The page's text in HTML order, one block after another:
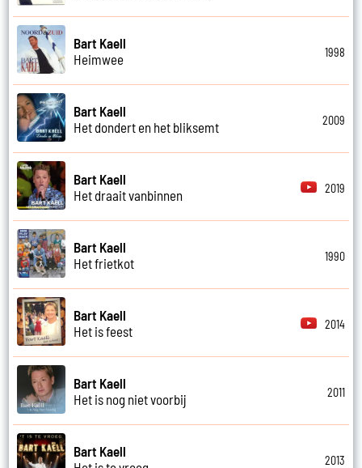
Bart Kaell
Heimwee
1998
Bart Kaell
Het dondert en het bliksemt
2009
Bart Kaell
Het draait vanbinnen
2019
Bart Kaell
Het frietkot
1990
Bart Kaell
Het is feest
2014
Bart Kaell
Het is nog niet voorbij
2011
Bart Kaell
2013